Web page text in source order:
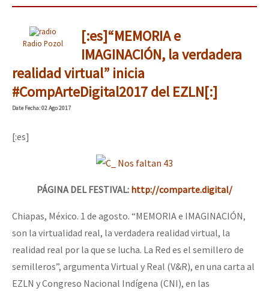
Radio Pozol
[:es]“MEMORIA e
IMAGINACIÓN, la verdadera
realidad virtual” inicia
#CompArteDigital2017 del EZLN[:]
DateFecha: 02 Ago 2017
[:es]
PÁGINA DEL FESTIVAL: http://comparte.digital/
Chiapas, México. 1 de agosto. “MEMORIA e IMAGINACIÓN,
son la virtualidad real, la verdadera realidad virtual, la
realidad real por la que se lucha. La Red es el semillero de
semilleros”, argumenta Virtual y Real (V&R), en una carta al
EZLN y Congreso Nacional Indígena (CNI), en las